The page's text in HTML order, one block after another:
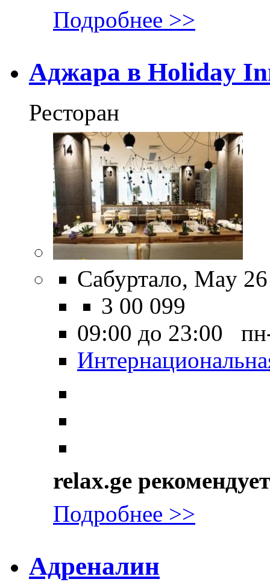
Подробнее >>
Аджара в Holiday
Ресторан
Сабуртало, May
3 00 099
09:00 до 23:00
relax.ge рекомендует
Подробнее >>
Адреналин